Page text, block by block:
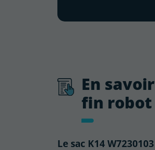
En
fin robot
Le sac K14